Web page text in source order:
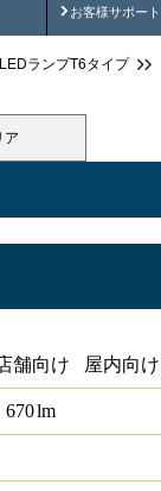
お客様サポート
安全にご
ランプT6タイプ
ア
舗向け 屋内向
670lm